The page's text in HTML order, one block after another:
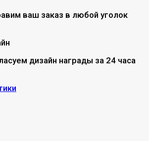
ваш заказ в любой уголок
дизайн награды за 24 часа